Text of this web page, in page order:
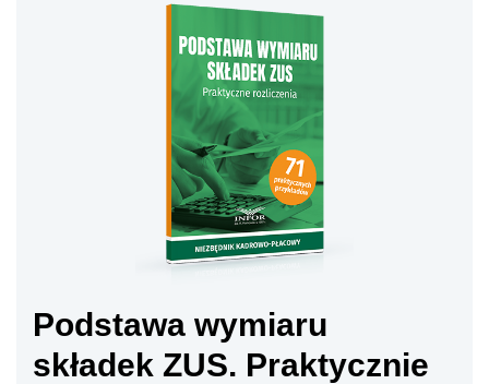
Podstawa wymiaru
składek ZUS. Praktycznie